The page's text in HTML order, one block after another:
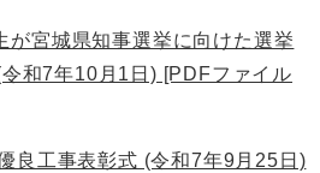
が宮城県知事選挙に向けた選挙
和7年10月1日) [PDFファイル
良工事表彰式 (令和7年9月25日)